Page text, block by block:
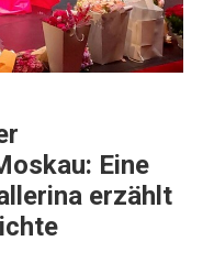
Eine
erzählt